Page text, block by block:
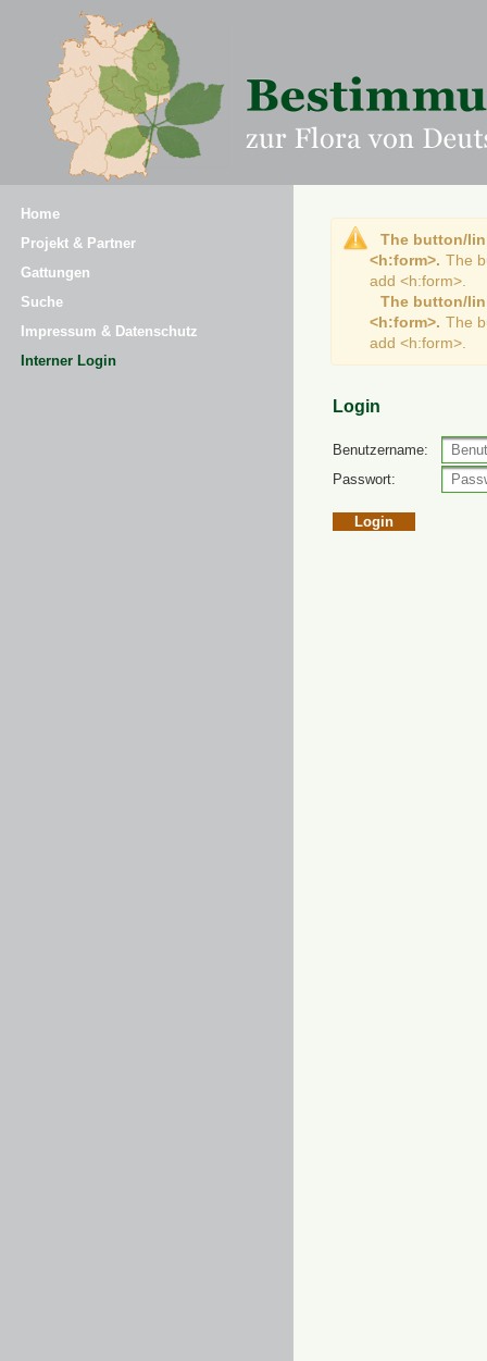
Home
Projekt & Partner
Gattungen
Suche
Impressum & Datenschutz
Interner Login
The button/
<h:form>. The
add <h:form>.
The button/
<h:form>. The
add <h:form>.
Login
Benutzername:
Passwort: